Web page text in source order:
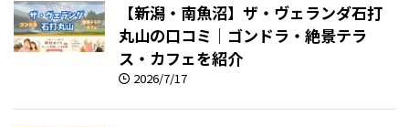
【新潟・南魚沼】ザ・ヴェランダ石打
丸山の口コミ｜ゴンドラ・絶景テラ
ス・カフェを紹介
2026/7/17